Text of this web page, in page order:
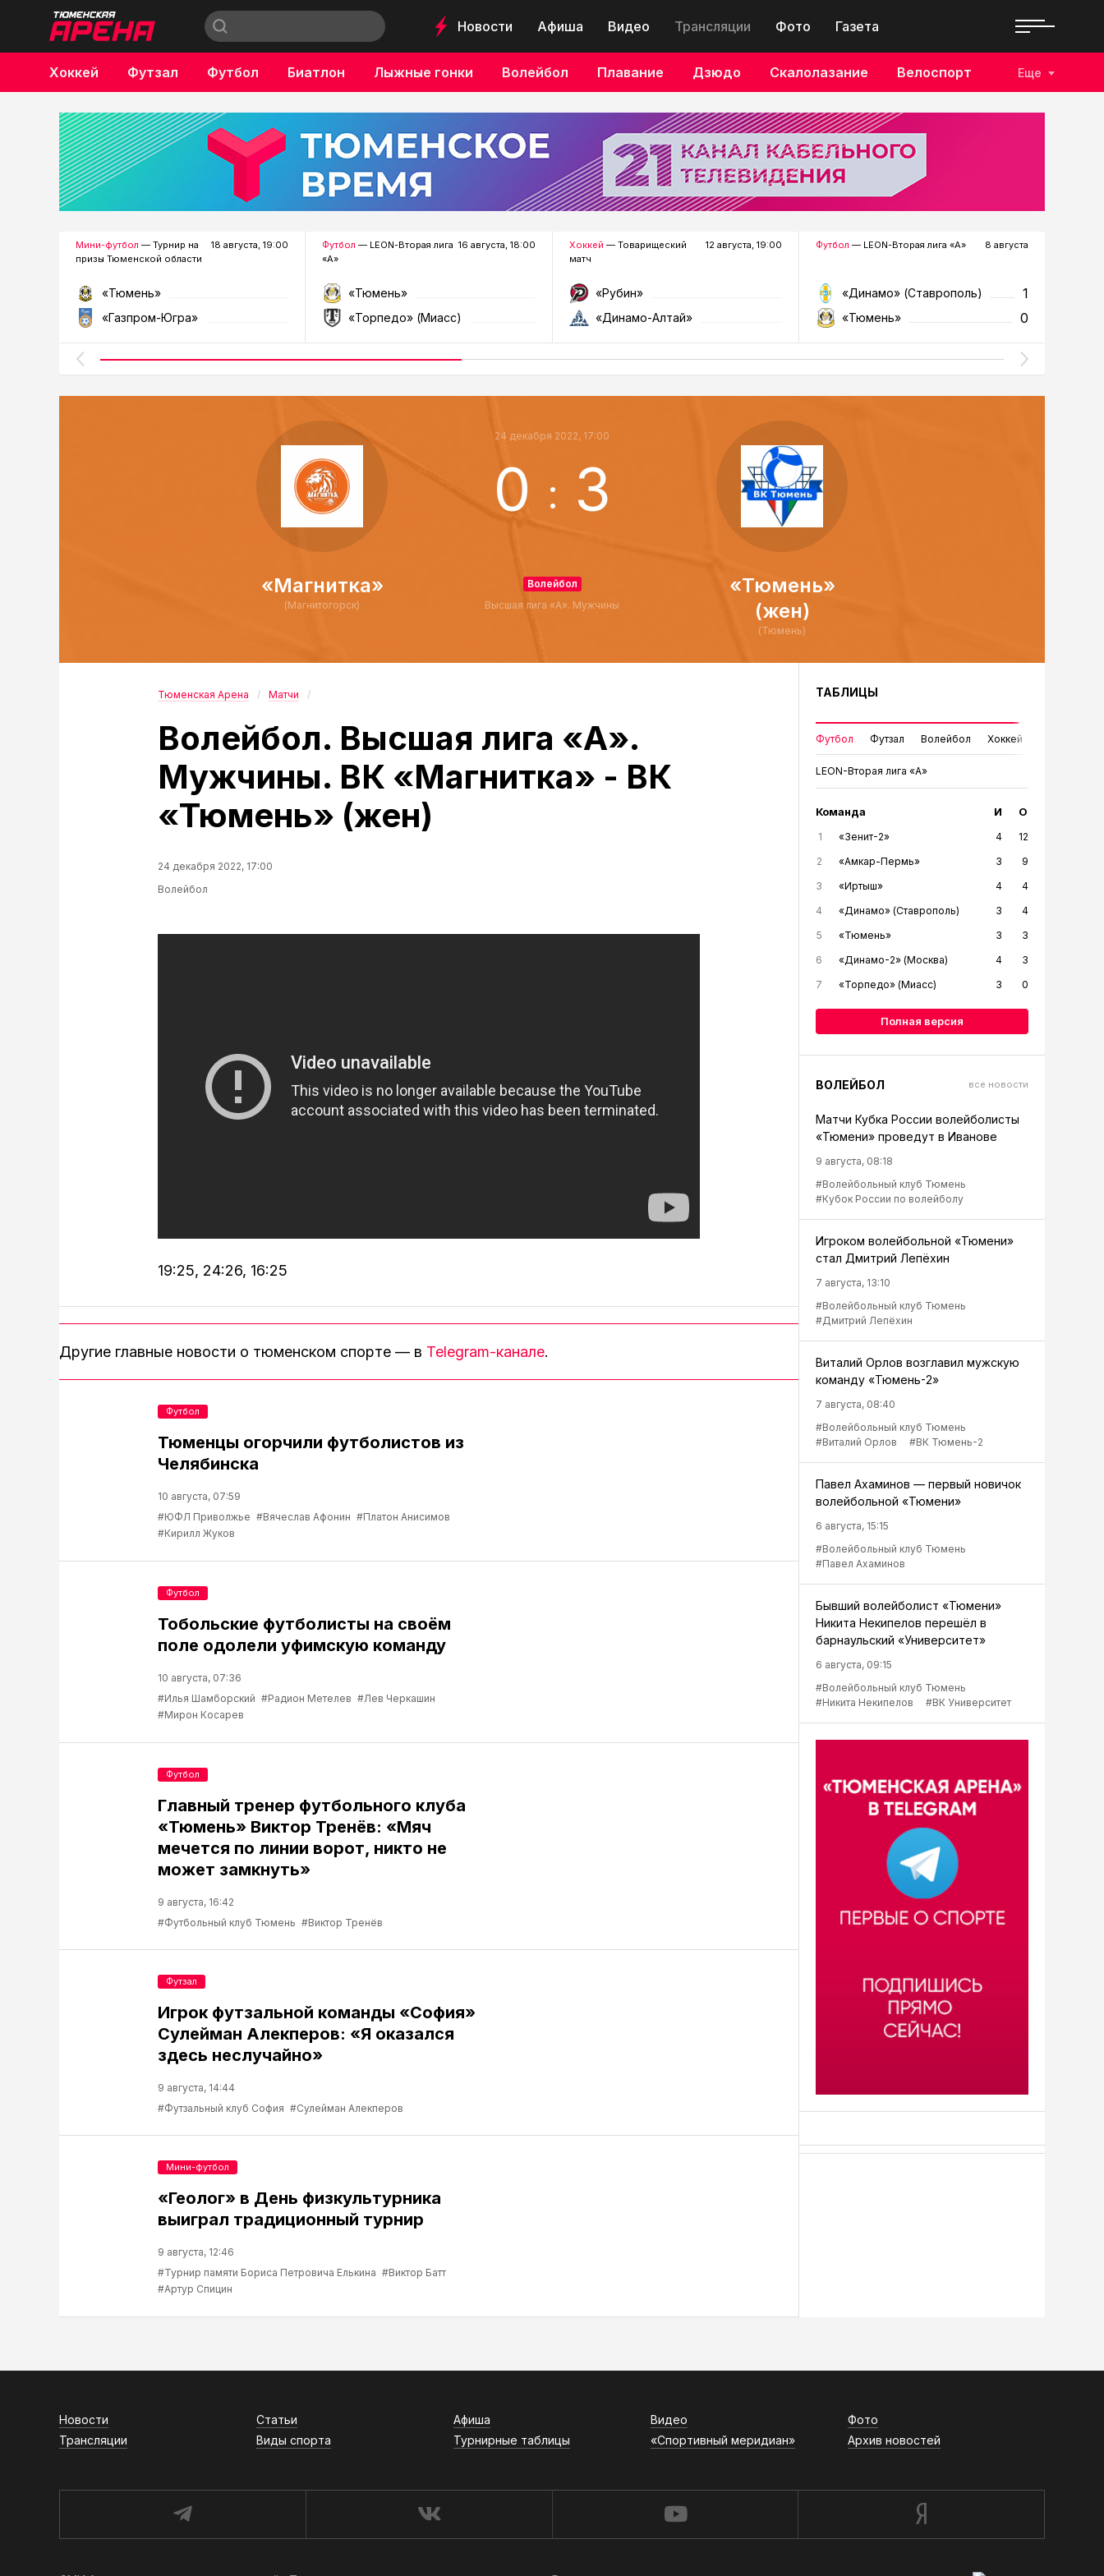
Новости Афиша Видео Трансляции Фото Газета
Хоккей Футзал Футбол Биатлон Лыжные гонки Волейбол Плавание Дзюдо Скалолазание Велоспорт
Бокс
Еще
Мини-футбол — Турнир на
призы Тюменской области
18 августа, 19:00
«Тюмень»
«Газпром-Югра»
Футбол — LEON-Вторая лига
«А»
16 августа, 18:00
«Тюмень»
«Торпедо» (Миасс)
Хоккей — Товарищеский
матч
12 августа, 19:00
«Рубин»
«Динамо-Алтай»
Футбол — LEON-Вторая лига «А» 8 августа
«Динамо» (Ставрополь) 1
«Тюмень» 0
«Магнитка»
(Магнитогорск)
24 декабря 2022, 17:00
0 : 3
Волейбол
Высшая лига «А». Мужчины
«Тюмень»
(жен)
(Тюмень)
Тюменская Арена Матчи
Волейбол. Высшая лига «А».
Мужчины. ВК «Магнитка» - ВК
«Тюмень» (жен)
24 декабря 2022, 17:00
Волейбол
19:25, 24:26, 16:25
Другие главные новости о тюменском спорте — в Telegram-канале.
Тюменцы огорчили футболистов из
Челябинска
10 августа, 07:59
#ЮФЛ Приволжье #Вячеслав Афонин #Платон Анисимов
#Кирилл Жуков
Футбол
Тобольские футболисты на своём
поле одолели уфимскую команду
10 августа, 07:36
#Илья Шамборский #Радион Метелев #Лев Черкашин
#Мирон Косарев
Футбол
Главный тренер футбольного клуба
«Тюмень» Виктор Тренёв: «Мяч
мечется по линии ворот, никто не
может замкнуть»
9 августа, 16:42
#Футбольный клуб Тюмень #Виктор Тренёв
Футбол
Игрок футзальной команды «София»
Сулейман Алекперов: «Я оказался
здесь неслучайно»
9 августа, 14:44
#Футзальный клуб София #Сулейман Алекперов
Футзал
«Геолог» в День физкультурника
выиграл традиционный турнир
9 августа, 12:46
#Турнир памяти Бориса Петровича Елькина #Виктор Батт
#Артур Спицин
Мини-футбол
ТАБЛИЦЫ
Футбол Футзал Волейбол Хоккей
LEON-Вторая лига «А»
Команда И О
1 «Зенит-2» 4
12
2
«Амкар-Пермь» 3
9
3
«Иртыш» 4
4
4
«Динамо» (Ставрополь) 3
4
5
«Тюмень» 3
3
6
«Динамо-2» (Москва) 4
3
7
«Торпедо» (Миасс) 3 0
Полная версия
ВОЛЕЙБОЛ все новости
Матчи Кубка России волейболисты
«Тюмени» проведут в Иванове
9 августа, 08:18
#Волейбольный клуб Тюмень
#Кубок России по волейболу
Игроком волейбольной «Тюмени»
стал Дмитрий Лепёхин
7 августа, 13:10
#Волейбольный клуб Тюмень
#Дмитрий Лепёхин
Виталий Орлов возглавил мужскую
команду «Тюмень-2»
7 августа, 08:40
#Волейбольный клуб Тюмень
#Виталий Орлов
#ВК Тюмень-2
Павел Ахаминов — первый новичок
волейбольной «Тюмени»
6 августа, 15:15
#Волейбольный клуб Тюмень
#Павел Ахаминов
Бывший волейболист «Тюмени»
Никита Некипелов перешёл в
барнаульский «Университет»
6 августа, 09:15
#Волейбольный клуб Тюмень
#Никита Некипелов
#ВК Университет
Новости Статьи Афиша Видео
Фото
Трансляции
Виды спорта Турнирные таблицы «Спортивный меридиан» Архив новостей